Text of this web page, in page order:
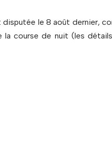
disputée le 8 août dernier,
la course de nuit (les